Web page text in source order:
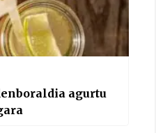
agurtu